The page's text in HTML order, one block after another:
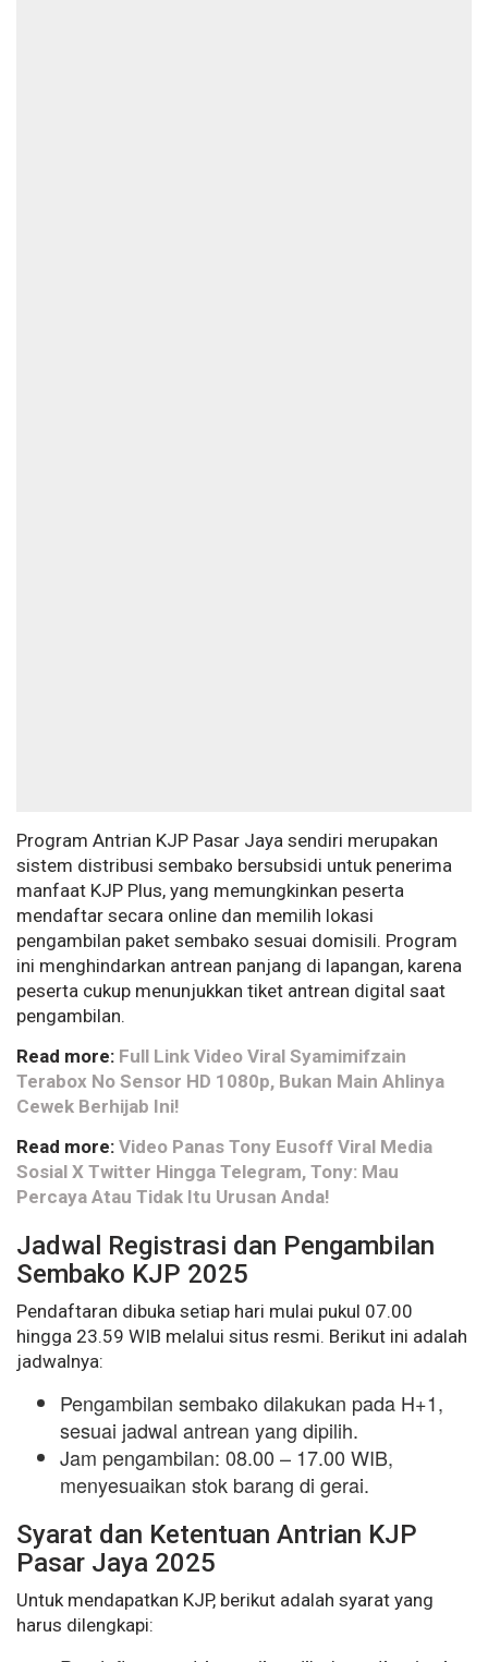
Program Antrian KJP Pasar Jaya sendiri merupakan
sistem distribusi sembako bersubsidi untuk penerima
manfaat KJP Plus, yang memungkinkan peserta
mendaftar secara online dan memilih lokasi
pengambilan paket sembako sesuai domisili. Program
ini menghindarkan antrean panjang di lapangan, karena
peserta cukup menunjukkan tiket antrean digital saat
pengambilan.
Read more: Full Link Video Viral Syamimifzain
Terabox No Sensor HD 1080p, Bukan Main Ahlinya
Cewek Berhijab Ini!
Read more: Video Panas Tony Eusoff Viral Media
Sosial X Twitter Hingga Telegram, Tony: Mau
Percaya Atau Tidak Itu Urusan Anda!
Jadwal Registrasi dan Pengambilan
Sembako KJP 2025
Pendaftaran dibuka setiap hari mulai pukul 07.00
hingga 23.59 WIB melalui situs resmi. Berikut ini adalah
jadwalnya:
Pengambilan sembako dilakukan pada H+1,
sesuai jadwal antrean yang dipilih.
Jam pengambilan: 08.00 – 17.00 WIB,
menyesuaikan stok barang di gerai.
Syarat dan Ketentuan Antrian KJP
Pasar Jaya 2025
Untuk mendapatkan KJP, berikut adalah syarat yang
harus dilengkapi: